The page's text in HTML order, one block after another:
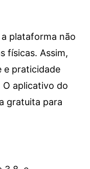
plataforma não
físicas. Assim,
e praticidade
O aplicativo do
gratuita para